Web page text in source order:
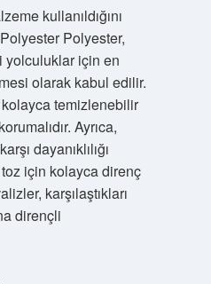
kullanıldığını
Polyester,
için en
olarak kabul edilir.
temizlenebilir
Ayrıca,
dayanıklılığı
için kolayca direnç
karşılaştıkları
dirençli